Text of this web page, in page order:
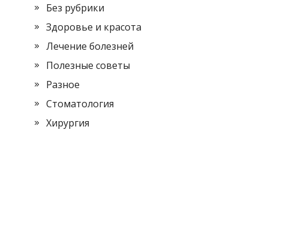
Без рубрики
Здоровье и красота
Лечение болезней
Полезные советы
Разное
Стоматология
Хирургия